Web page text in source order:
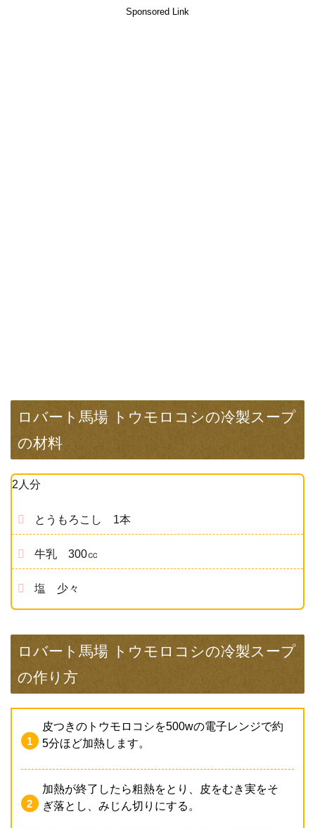
Sponsored Link
ロバート馬場 トウモロコシの冷製スープ
の材料
2人分
とうもろこし 1本
牛乳 300㏄
塩 少々
ロバート馬場 トウモロコシの冷製スープ
の作り方
皮つきのトウモロコシを500wの電子レンジで約
5分ほど加熱します。
加熱が終了したら粗熱をとり、皮をむき実をそ
ぎ落とし、みじん切りにする。